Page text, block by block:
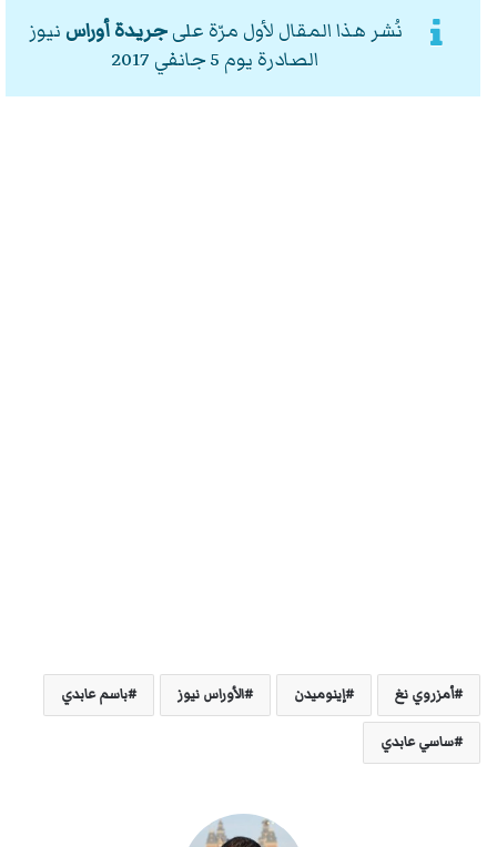
نُشر هذا المقال لأول مرّة علىجريدة أوراس نيوز
الصادرة يوم 5 جانفي 2017
أمزروي نغ إينوميدن الأوراس نيوز باسم عابدي
ساسي عابدي